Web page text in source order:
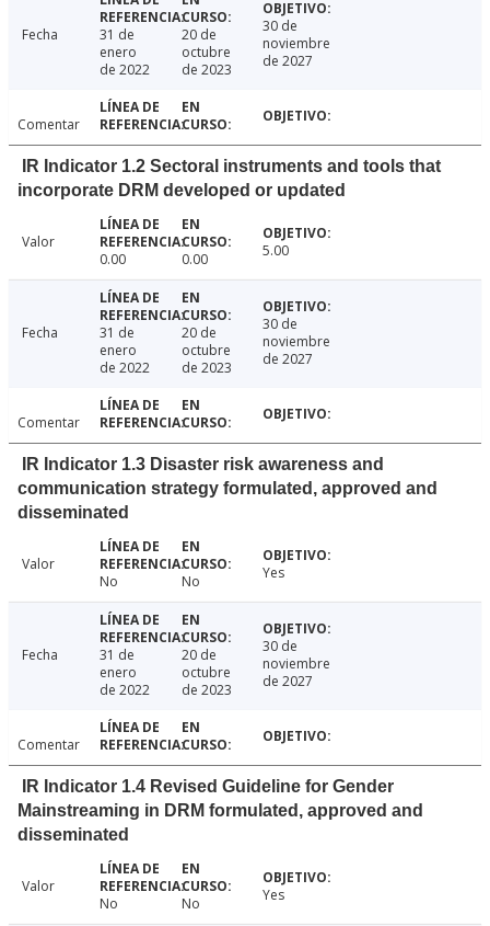
Fecha
31 de
enero
de 2022
20 de
octubre
de 2023
30 de
noviembre
de 2027
Comentar
IR Indicator 1.2 Sectoral instruments and tools that
incorporate DRM developed or updated
Valor
0.00
0.00 5.00
Fecha
31 de
enero
de 2022
20 de
octubre
de 2023
30 de
noviembre
de 2027
Comentar
IR Indicator 1.3 Disaster risk awareness and
communication strategy formulated, approved and
disseminated
Valor
No
No Yes
Fecha
31 de
enero
de 2022
20 de
octubre
de 2023
30 de
noviembre
de 2027
Comentar
IR Indicator 1.4 Revised Guideline for Gender
Mainstreaming in DRM formulated, approved and
disseminated
Valor
No
No Yes